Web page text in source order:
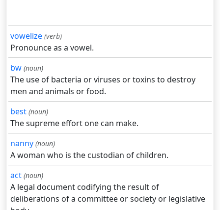
vowelize (verb)
Pronounce as a vowel.
bw (noun)
The use of bacteria or viruses or toxins to destroy
men and animals or food.
best (noun)
The supreme effort one can make.
nanny (noun)
A woman who is the custodian of children.
act (noun)
A legal document codifying the result of
deliberations of a committee or society or legislative